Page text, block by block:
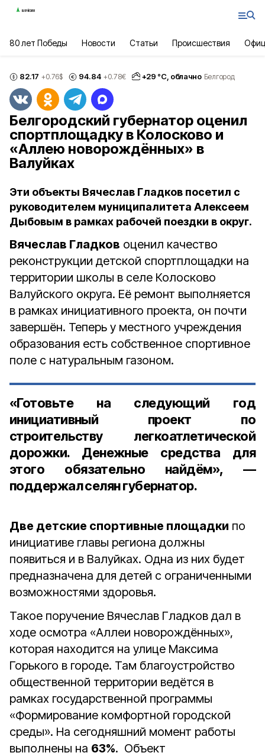
80 лет Победы Новости Статьи Происшествия
82.17 +0.76$ 94.84 +0.78€ +29 °С, облачно Белгород
Белгородский губернатор оценил
спортплощадку в Колосково и
«Аллею новорождённых» в
Валуйках
Эти объекты Вячеслав Гладков посетил с
руководителем муниципалитета Алексеем
Дыбовым в рамках рабочей поездки в округ.
Вячеслав Гладков оценил качество
реконструкции детской спортплощадки на
территории школы в селе Колосково
Валуйского округа. Её ремонт выполняется
в рамках инициативного проекта, он почти
завершён. Теперь у местного учреждения
образования есть собственное спортивное
поле с натуральным газоном.
«Готовьте на следующий год
инициативный проект по
строительству легкоатлетической
дорожки. Денежные средства для
этого обязательно найдём», —
поддержал селян губернатор.
Две детские спортивные площадки по
инициативе главы региона должны
появиться и в Валуйках. Одна из них будет
предназначена для детей с ограниченными
возможностями здоровья.
Такое поручение Вячеслав Гладков дал в
ходе осмотра «Аллеи новорождённых»,
которая находится на улице Максима
Горького в городе. Там благоустройство
общественной территории ведётся в
рамках государственной программы
«Формирование комфортной городской
среды». На сегодняшний момент работы
выполнены на 63%. Объект